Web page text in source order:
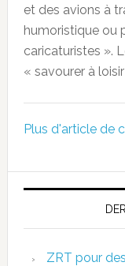
et des avions à
humoristique ou
caricaturistes ».
« savourer à loisir
Plus d'article de
ZRT pour